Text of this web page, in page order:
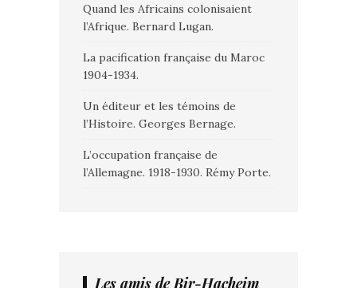
Quand les Africains colonisaient
l’Afrique. Bernard Lugan.
La pacification française du Maroc
1904-1934.
Un éditeur et les témoins de
l’Histoire. Georges Bernage.
L’occupation française de
l’Allemagne. 1918-1930. Rémy Porte.
Les amis de Bir-Hacheim